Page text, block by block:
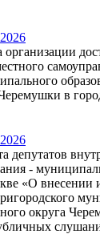
в
депутатов
-
«О внесении
округа